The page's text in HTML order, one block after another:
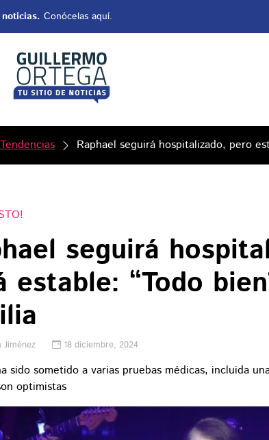
Conócelas aquí.
Tendencias Raphael seguirá hospitalizado, pero
seguirá
estable: “Todo
Jiménez 18 diciembre, 2024
sido sometido a varias pruebas médicas, incluida
optimistas